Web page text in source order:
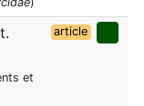
et
article